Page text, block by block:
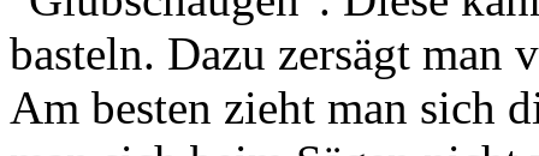
basteln. Dazu zersägt
Am besten zieht man sich